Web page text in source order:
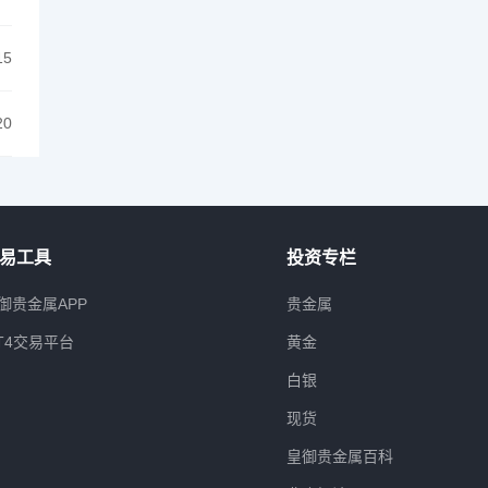
工具
贵金属APP
交易平台
投资专栏
贵金属
黄金
白银
现货
皇御贵金属百科